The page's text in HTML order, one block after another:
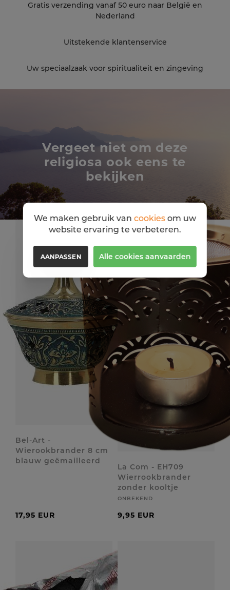
Gratis verzending vanaf 50 euro naar België en
Nederland
Uitstekende klantenservice
Uw speciaalzaak voor spiritualiteit en zingeving
Vergeet niet om deze
religiosa ook eens te
bekijken
Bel-Art -
Wierookbrander 8 cm
blauw geëmailleerd
17,95 EUR
La Com - EH709
Wierrookbrander
zonder kooltje
ONBEKEND
9,95 EUR
We maken gebruik van cookiesom uw
website ervaring te verbeteren.
AANPASSEN Alle cookies aanvaarden